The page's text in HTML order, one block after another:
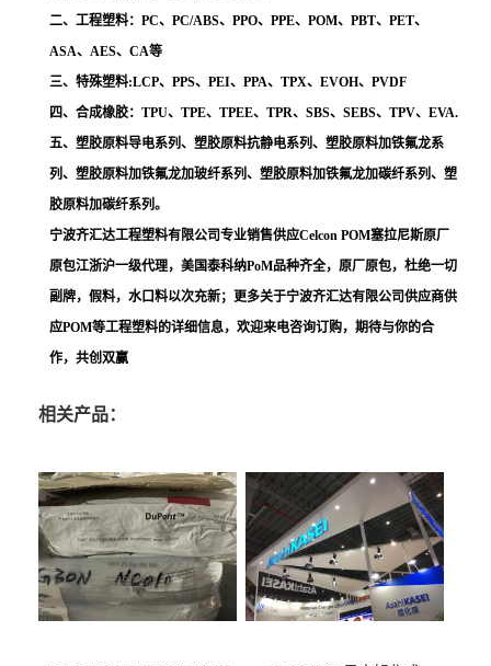
二、工程塑料：PC、PC/ABS、PPO、PPE、POM、PBT、PET、
ASA、AES、CA等
三、特殊塑料:LCP、PPS、PEI、PPA、TPX、EVOH、PVDF
四、合成橡胶：TPU、TPE、TPEE、TPR、SBS、SEBS、TPV、EVA.
五、塑胶原料导电系列、塑胶原料抗静电系列、塑胶原料加铁氟龙系
列、塑胶原料加铁氟龙加玻纤系列、塑胶原料加铁氟龙加碳纤系列、塑
胶原料加碳纤系列。
宁波齐汇达工程塑料有限公司专业销售供应Celcon POM塞拉尼斯原厂
原包江浙沪一级代理，美国泰科纳PoM品种齐全，原厂原包，杜绝一切
副牌，假料，水口料以次充新；更多关于宁波齐汇达有限公司供应商供
应POM等工程塑料的详细信息，欢迎来电咨询订购，期待与你的合
作，共创双赢
相关产品：